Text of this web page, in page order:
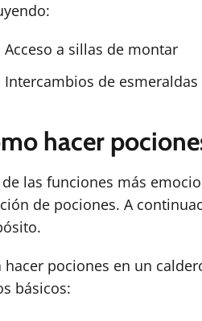
Acceso a sillas de montar
Intercambios de
hacer
de las funciones más
de pociones. A
hacer pociones en un
básicos: